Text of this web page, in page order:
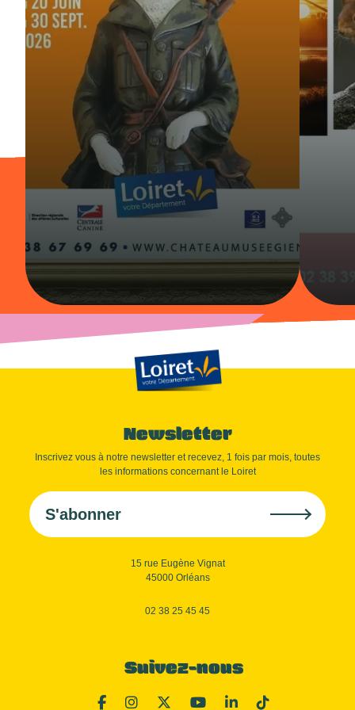
Newsletter
Inscrivez vous à notre newsletter et recevez, 1 fois par mois, toutes
les informations concernant le Loiret
S'abonner
15 rue Eugène Vignat
45000 Orléans
02 38 25 45 45
Suivez-nous